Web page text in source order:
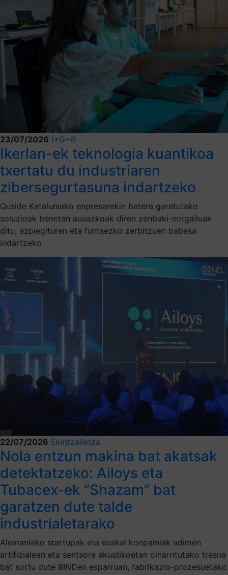
23/07/2026 I+G+B
Ikerlan-ek teknologia kuantikoa
txertatu du industriaren
zibersegurtasuna indartzeko
Quside Kataluniako enpresarekin batera garatutako
soluzioak benetan ausazkoak diren zenbaki-sorgailuak
ditu, azpiegituren eta funtsezko zerbitzuen babesa
indartzeko.
22/07/2026 Ekintzailetza
Nola entzun makina bat akatsak
detektatzeko: Ailoys eta
Tubacex-ek “Shazam” bat
garatzen dute talde
industrialetarako
Alemaniako startupak eta euskal konpainiak adimen
artifizialean eta sentsore akustikoetan oinarritutako tresna
bat sortu dute BINDen esparruan, fabrikazio-prozesuetako